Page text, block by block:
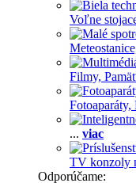
Voľne
Filmy,
Fotoaparáty,
... viac
TV konzoly
Odporúčame: